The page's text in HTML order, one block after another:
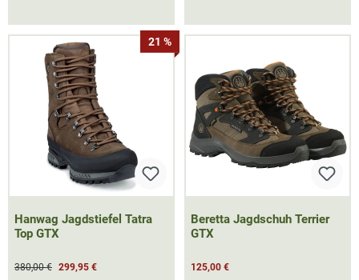
21 %
Hanwag Jagdstiefel Tatra
Top GTX
380,00 € 299,95 €
Beretta Jagdschuh Terrier
GTX
125,00 €